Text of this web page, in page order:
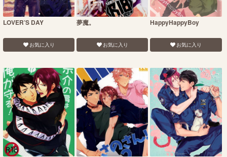
LOVER’S DAY
お気に入り
夢魔。
お気に入り
HappyHappyBoy
お気に入り